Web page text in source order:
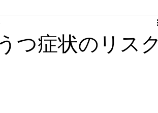
つ症状のリスク